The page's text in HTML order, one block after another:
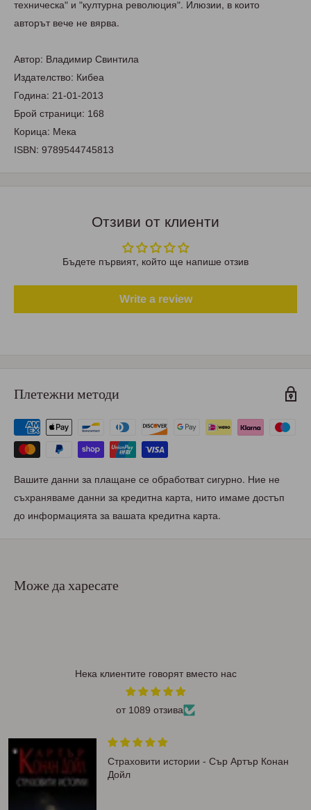
техническа" и "културна революция". Илюзии, в които
авторът вече не вярва.
Автор: Владимир Свинтила
Издателство: Кибеа
Година: 21-01-2013
Брой страници: 168
Корица: Мека
ISBN: 9789544745813
Отзиви от клиенти
Бъдете първият, който ще напише отзив
Write a review
Плетежни методи
Вашите данни за плащане се обработват сигурно. Ние не
съхраняваме данни за кредитна карта, нито имаме достъп
до информацията за вашата кредитна карта.
Може да харесате
Нека клиентите говорят вместо нас
от 1089 отзива
Страховити истории - Сър Артър Конан
Дойл